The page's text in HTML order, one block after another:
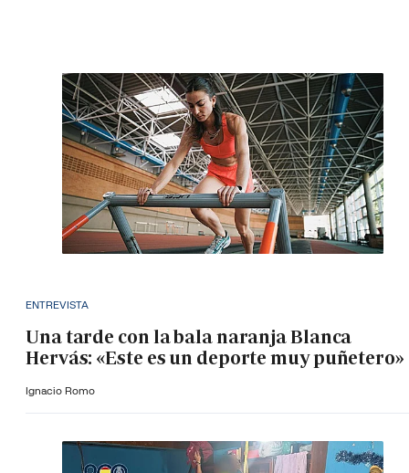
ENTREVISTA
Una tarde con la bala naranja Blanca
Hervás: «Este es un deporte muy puñetero»
Ignacio Romo